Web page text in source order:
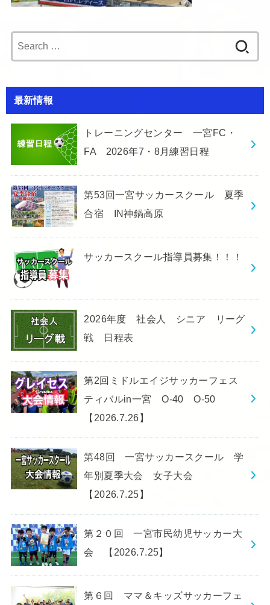
for:
最新情報
トレーニングセンター 一宮FC・
FA 2026年7・8月練習日程
第53回一宮サッカースクール 夏季
合宿 IN神鍋高原
サッカースクール指導員募集！！！
2026年度 社会人 シニア リーグ
戦 日程表
第2回ミドルエイジサッカーフェス
ティバルin一宮 O-40 O-50
【2026.7.26】
第48回 一宮サッカースクール 学
年別夏季大会 女子大会
【2026.7.25】
第２０回 一宮市民幼児サッカー大
会 【2026.7.25】
第６回 ママ＆キッズサッカーフェ